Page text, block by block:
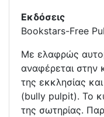
Εκδόσεις
Bookstars-Free
Με ελαφρώς
αναφέρεται στην
της εκκλησίας
(bully pulpit). Το
της σωτηρίας.